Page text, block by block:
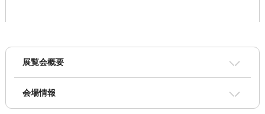
展覧会概要
会場情報